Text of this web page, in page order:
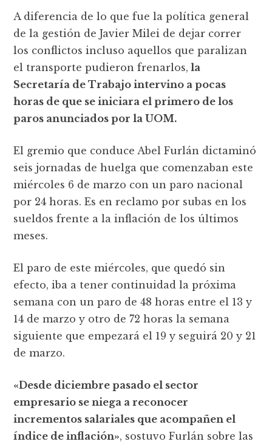
A diferencia de lo que fue la política general
de la gestión de Javier Milei de dejar correr
los conflictos incluso aquellos que paralizan
el transporte pudieron frenarlos, la
Secretaría de Trabajo intervino a pocas
horas de que se iniciara el primero de los
paros anunciados por la UOM.
El gremio que conduce Abel Furlán dictaminó
seis jornadas de huelga que comenzaban este
miércoles 6 de marzo con un paro nacional
por 24 horas. Es en reclamo por subas en los
sueldos frente a la inflación de los últimos
meses.
El paro de este miércoles, que quedó sin
efecto, iba a tener continuidad la próxima
semana con un paro de 48 horas entre el 13 y
14 de marzo y otro de 72 horas la semana
siguiente que empezará el 19 y seguirá 20 y 21
de marzo.
«Desde diciembre pasado el sector
empresario se niega a reconocer
incrementos salariales que acompañen el
índice de inflación», sostuvo Furlán sobre las